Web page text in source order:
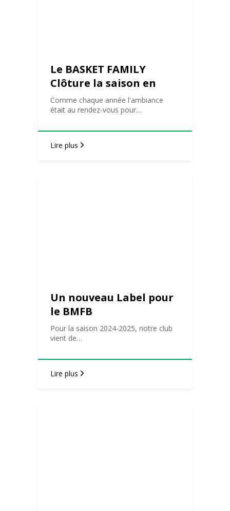
Le BASKET FAMILY
Clôture la saison en
beauté.
Comme chaque année l'ambiance
était au rendez-vous pour…
Lire plus
Un nouveau Label pour
le BMFB
Pour la saison 2024-2025, notre club
vient de…
Lire plus